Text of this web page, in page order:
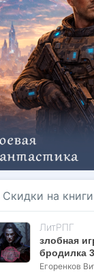
Скидки на книги
ЛитРПГ
злобная
бродилка 3
Егоренков